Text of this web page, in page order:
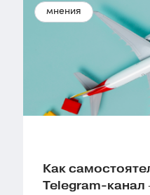
мнения
Как
Telegram-канал